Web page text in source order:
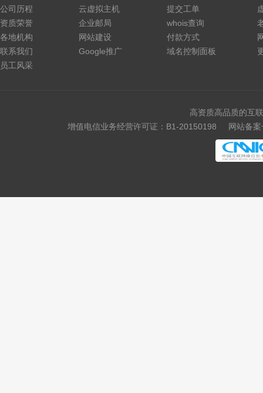
公司历程
资质荣誉
各地机构
联系我们
员工风采
云虚拟主机
企业邮局
网站建设
Google推广
提交工单
whois查询
付款方式
域名控制面板
高资质高品质的互
增值电信业务经营许可证：B1-20150198
网站备